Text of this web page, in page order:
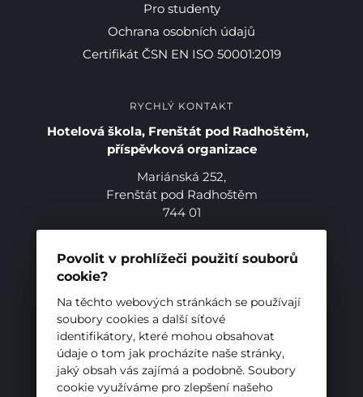
Povolit v prohlížeči použití souborů
cookie?
Na těchto webových stránkách se používají
soubory cookies a další síťové
identifikátory, které mohou obsahovat
údaje o tom jak procházíte naše stránky,
jaký obsah vás zajímá a podobně. Soubory
cookie využíváme pro zlepšení našeho
Pro studenty
Ochrana osobních údajů
Certifikát ČSN EN ISO 50001:2019
RYCHLÝ KONTAKT
Hotelová škola, Frenštát pod Radhoštěm,
příspěvková organizace
Mariánská 252,
Frenštát pod Radhoštěm
744 01
E-mail:sekretariat@hotelovkafren.cz
Datová schránka: bc5jrez
IČ: 00576441
ZŘIZOVATEL
Hotelová škola, Frenštát pod Radhoštěm je
příspěvkovou organizací zřizovanou